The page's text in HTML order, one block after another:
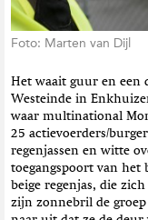
Foto: Marten van Dijl
Het waait guur en een
Westeinde in
waar multinational
25 actievoerders/
regenjassen en witte
toegangspoort van het
beige regenjas, die
zijn zonnebril de